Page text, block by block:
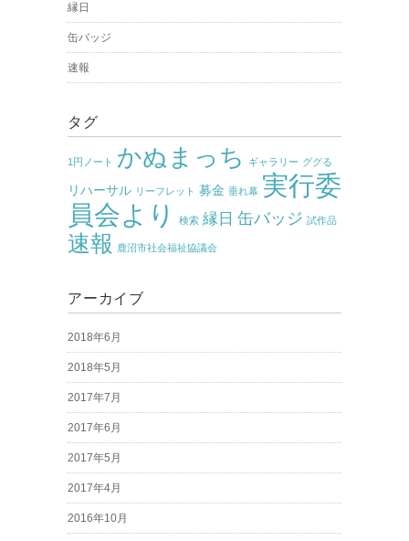
縁日
缶バッジ
速報
タグ
1円ノート かぬまっち ギャラリー ググる
リハーサル リーフレット 募金 垂れ幕 実行委
員会より
検索 縁日 缶バッジ 試作品
速報 鹿沼市社会福祉協議会
アーカイブ
2018年6月
2018年5月
2017年7月
2017年6月
2017年5月
2017年4月
2016年10月